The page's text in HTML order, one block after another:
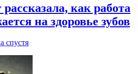
как работа
на здоровье зубов
спустя